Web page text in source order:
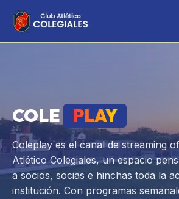
COLE PLAY
Coleplay es el canal de streaming
Atlético Colegiales, un espacio
a socios, socias e hinchas toda la
institución. Con programas